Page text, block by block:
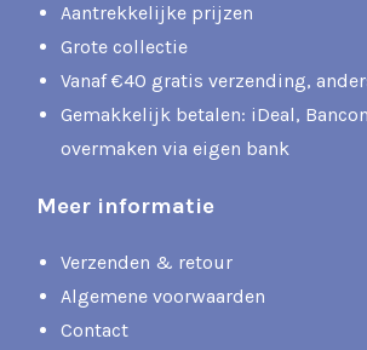
Aantrekkelijke prijzen
Grote collectie
Vanaf €40 gratis verzending,
Gemakkelijk betalen: iDeal,
overmaken via eigen bank
Meer informatie
Verzenden & retour
Algemene voorwaarden
Contact